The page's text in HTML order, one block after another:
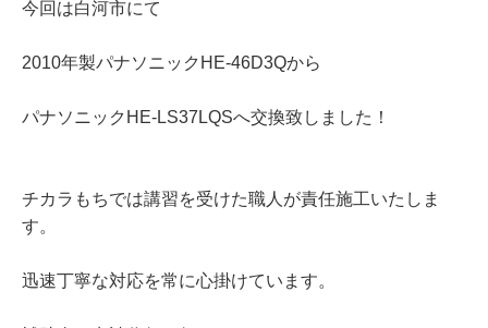
今回は白河市にて
2010年製パナソニックHE-46D3Qから
パナソニックHE-LS37LQSへ交換致しました！
チカラもちでは講習を受けた職人が責任施工いたしま
す。
迅速丁寧な対応を常に心掛けています。